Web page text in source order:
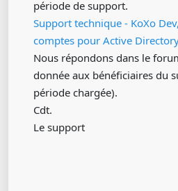
période de support.
Support technique - KoXo
comptes pour Active
Nous répondons dans le
donnée aux bénéficiaires du
période chargée).
Cdt.
Le support